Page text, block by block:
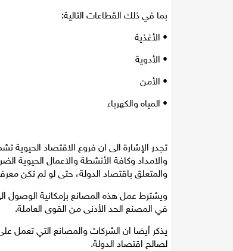
بما في ذلك القطاعات التالية:
• الأغذية
• الأدوية
• الأمن
• المياه والكهرباء
تجدر الإشارة الى ان فروع الاقتصاد الحيوية
والامداد وكافة الأنشطة والاعمال الحيوية
والمتعلق باقتصاد الدولة، حتى لو لم تكن
ويشترط عمل هذه المصانع بإمكانية
في المصنع الحد الأدنى من القوى العاملة.
يذكر أيضا ان الشركات والمصانع التي تعمل
لصالح اقتصاد الدولة.